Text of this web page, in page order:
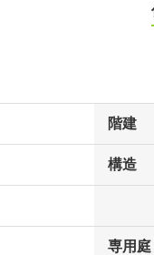
階建
構造
専用庭